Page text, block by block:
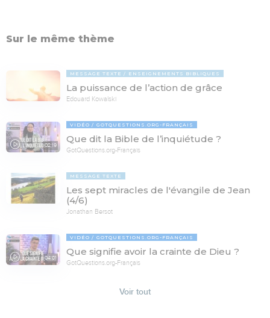
Sur le même thème
MESSAGE TEXTE ENSEIGNEMENTS BIBLIQUES
La puissance de l’action de grâce
Edouard Kowalski
02:19
VIDÉO GOTQUESTIONS.ORG-FRANÇAIS
Que dit la Bible de l’inquiétude ?
GotQuestions.org-Français
MESSAGE TEXTE
Les sept miracles de l'évangile de Jean
(4/6)
Jonathan Bersot
04:01
VIDÉO GOTQUESTIONS.ORG-FRANÇAIS
Que signifie avoir la crainte de Dieu ?
GotQuestions.org-Français
Voir tout